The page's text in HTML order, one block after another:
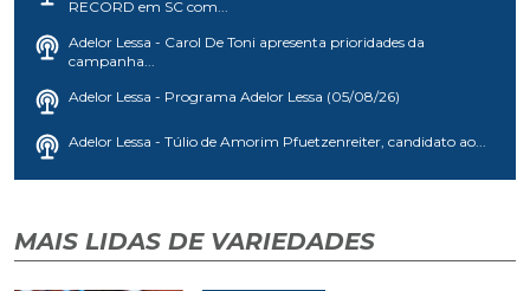
RECORD em SC com...
Adelor Lessa - Carol De Toni apresenta prioridades da
campanha...
Adelor Lessa - Programa Adelor Lessa (05/08/26)
Adelor Lessa - Túlio de Amorim Pfuetzenreiter, candidato ao...
MAIS LIDAS DE VARIEDADES